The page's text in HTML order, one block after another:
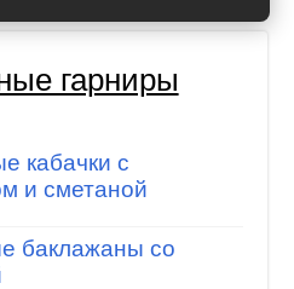
гарниры
кабачки с
и сметаной
баклажаны со